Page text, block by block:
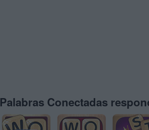
Palabras Conectadas